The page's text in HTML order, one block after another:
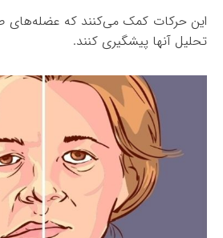
این حرکات کمک می‌کنند که عضله‌های
تحلیل آنها پیشگیری کنند.